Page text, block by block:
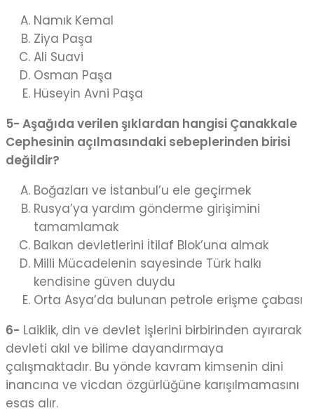
Namık Kemal
Ziya Paşa
Ali Suavi
Osman Paşa
Hüseyin Avni Paşa
5- Aşağıda verilen şıklardan hangisi Çanakkale
Cephesinin açılmasındaki sebeplerinden birisi
değildir?
Boğazları ve İstanbul’u ele geçirmek
Rusya’ya yardım gönderme girişimini
tamamlamak
Balkan devletlerini İtilaf Blok’una almak
Milli Mücadelenin sayesinde Türk halkı
kendisine güven duydu
Orta Asya’da bulunan petrole erişme çabası
6- Laiklik, din ve devlet işlerini birbirinden ayırarak
devleti akıl ve bilime dayandırmaya
çalışmaktadır. Bu yönde kavram kimsenin dini
inancına ve vicdan özgürlüğüne karışılmamasını
esas alır.